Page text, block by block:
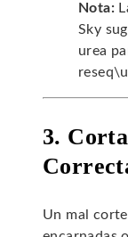
Nota:
Sky
urea
3.
Un mal